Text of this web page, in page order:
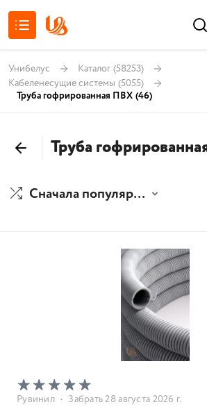
Унибелус Каталог (58253)
Кабеленесущие системы (5055)
Труба гофрированная ПВХ (46)
Труба
Сначала популярные
Рувинил • Забрать 28 августа 2026 г.